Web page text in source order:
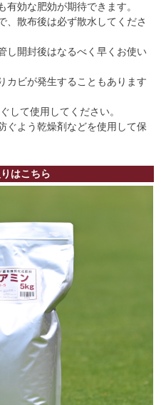
有効な肥効が期待できます。
、散布後は必ず散水してくださ
し開封後はなるべく早くお使い
カビが発生することもあります
て使用してください。
ぐよう乾燥剤などを使用して保
はこちら